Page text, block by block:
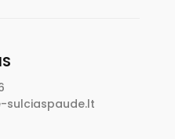
sulciaspaude.lt